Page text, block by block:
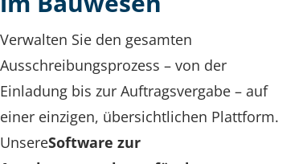
Verwalten Sie den gesamten
Ausschreibungsprozess – von der
Einladung bis zur Auftragsvergabe – auf
einer einzigen, übersichtlichen Plattform.
UnsereSoftware zur